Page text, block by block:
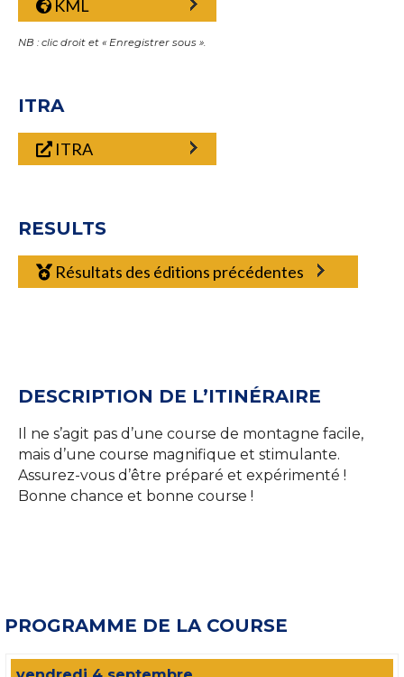
KML
NB : clic droit et « Enregistrer sous ».
ITRA
ITRA
RESULTS
Résultats des éditions précédentes
DESCRIPTION DE L’ITINÉRAIRE
Il ne s’agit pas d’une course de montagne facile,
mais d’une course magnifique et stimulante.
Assurez-vous d’être préparé et expérimenté !
Bonne chance et bonne course !
PROGRAMME DE LA COURSE